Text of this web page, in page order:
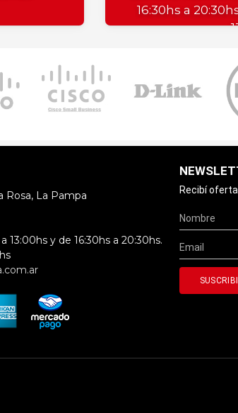
16:30hs a
Rosa, La Pampa
13:00hs y de 16:30hs a 20:30hs.
Recibí